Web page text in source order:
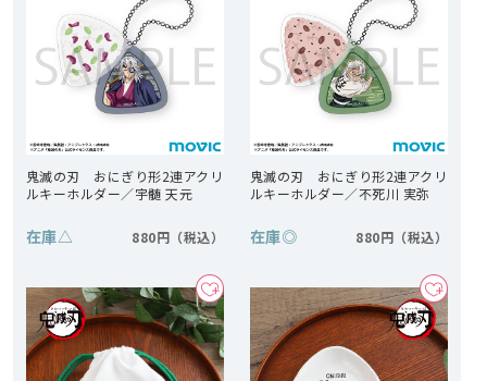
鬼滅の刃 おにぎり形2連アクリ
ルキーホルダー／宇髄 天元
在庫△ 880円
鬼滅の刃 おにぎり形2連アクリ
ルキーホルダー／不死川 実弥
在庫◎ 880円